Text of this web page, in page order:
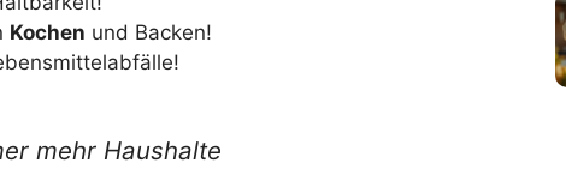
Kochen und Backen!
mehr Haushalte